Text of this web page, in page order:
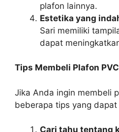
plafon lainnya.
Estetika yang
Sari memiliki
dapat
Tips Membeli Plafon PVC
Jika Anda ingin membeli
beberapa tips yang
Cari tahu tentang